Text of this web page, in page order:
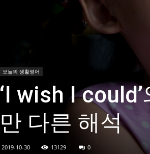
오늘의 생활영어
‘I wish I
만 다른 해석
2019-10-30 13129 0